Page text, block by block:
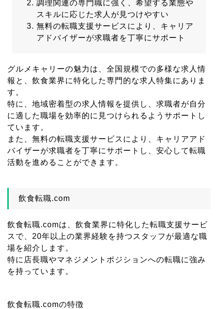
調理関連の専門職に強く、希望する業態や
スキルに応じた求人が見つけやすい
無料の転職支援サービスにより、キャリア
アドバイザーが求職者を丁寧にサポート
グルメキャリーの魅力は、全国規模での多様な求人情
報と、飲食業界に特化した専門的な求人特集にありま
す。
特に、地域密着型の求人情報を提供し、求職者が自分
に適した職場を効率的に見つけられるようサポートし
ています。
また、無料の転職支援サービスにより、キャリアアド
バイザーが求職者を丁寧にサポートし、安心して転職
活動を進めることができます。
飲食転職.com
飲食転職.comは、飲食業界に特化した転職支援サービ
スで、20年以上の業界経験を持つスタッフが最適な職
場を紹介します。
特に店長職やマネジメントポジションへの転職に強み
を持っています。
飲食転職.comの特徴